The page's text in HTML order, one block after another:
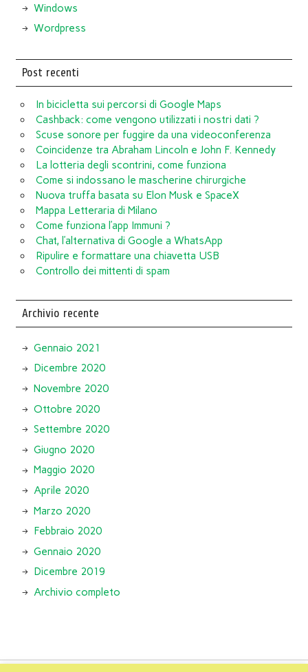
Windows
Wordpress
Post recenti
In bicicletta sui percorsi di Google Maps
Cashback: come vengono utilizzati i nostri dati ?
Scuse sonore per fuggire da una videoconferenza
Coincidenze tra Abraham Lincoln e John F. Kennedy
La lotteria degli scontrini, come funziona
Come si indossano le mascherine chirurgiche
Nuova truffa basata su Elon Musk e SpaceX
Mappa Letteraria di Milano
Come funziona l’app Immuni ?
Chat, l’alternativa di Google a WhatsApp
Ripulire e formattare una chiavetta USB
Controllo dei mittenti di spam
Archivio recente
Gennaio 2021
Dicembre 2020
Novembre 2020
Ottobre 2020
Settembre 2020
Giugno 2020
Maggio 2020
Aprile 2020
Marzo 2020
Febbraio 2020
Gennaio 2020
Dicembre 2019
Archivio completo